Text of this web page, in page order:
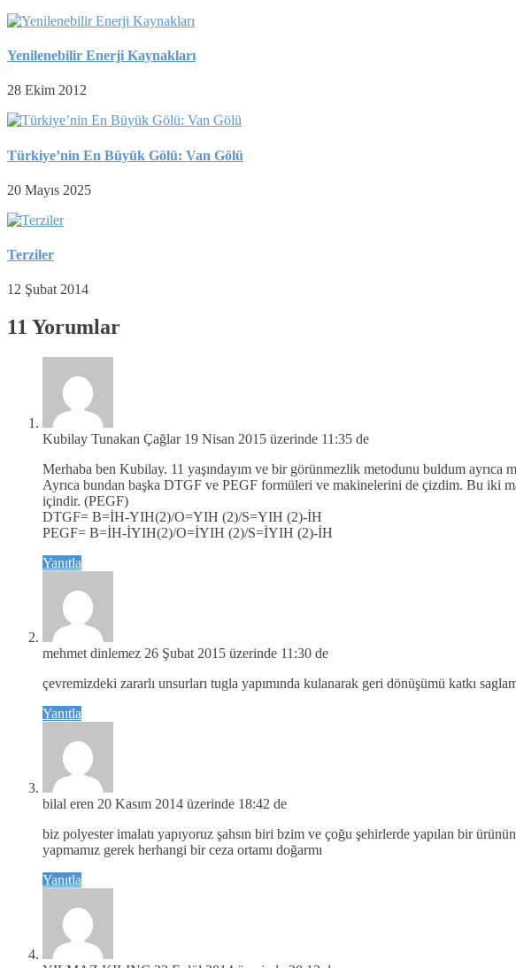
Yenilenebilir Enerji Kaynakları
28 Ekim 2012
Türkiye’nin En Büyük Gölü: Van Gölü
20 Mayıs 2025
Terziler
12 Şubat 2014
11 Yorumlar
Kubilay Tunakan Çağlar 19 Nisan 2015 üzerinde 11:35 de
Merhaba ben Kubilay. 11 yaşındayım ve bir görünmezlik metodunu buldum ayrıca
Ayrıca bundan başka DTGF ve PEGF formüleri ve makinelerini de çizdim. Bu iki
içindir. (PEGF)
DTGF= B=İH-YIH(2)/O=YIH (2)/S=YIH (2)-İH
PEGF= B=İH-İYIH(2)/O=İYIH (2)/S=İYIH (2)-İH
Yanıtla
mehmet dinlemez 26 Şubat 2015 üzerinde 11:30 de
çevremizdeki zararlı unsurları tugla yapımında kulanarak geri dönüşümü katkı
Yanıtla
bilal eren 20 Kasım 2014 üzerinde 18:42 de
biz polyester imalatı yapıyoruz şahsın biri bzim ve çoğu şehirlerde yapılan bir
yapmamız gerek herhangi bir ceza ortamı doğarmı
Yanıtla